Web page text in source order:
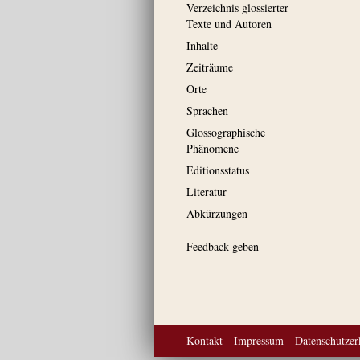
Verzeichnis glossierter
Texte und Autoren
Inhalte
Zeiträume
Orte
Sprachen
Glossographische
Phänomene
Editionsstatus
Literatur
Abkürzungen
Feedback geben
Kontakt Impressum